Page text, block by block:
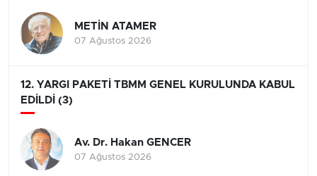
METİN ATAMER
07 Ağustos 2026
12. YARGI PAKETİ TBMM GENEL KURULUNDA KABUL
EDİLDİ (3)
Av. Dr. Hakan GENCER
07 Ağustos 2026